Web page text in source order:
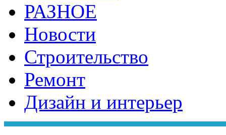
РАЗНОЕ
Новости
Строительство
Ремонт
Дизайн и интерьер